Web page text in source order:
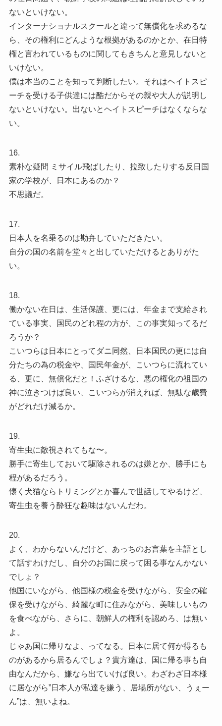
ないといけない。
インターナショナルスクールと違って無償化を求めるな
ら、その権利にどんような根拠があるのかとか、在日特
権と言われているものに関してもきちんと意見しないと
いけない。
僕は本当のことを知って判断したい。それはヘイトスピ
ーチを受ける子供達には酷だからその親や大人が説明し
ないといけない。出ないとヘイトスピーチはなくならな
い。
16.
素朴な疑問 ミサイル飛ばしたり、拉致したりする反日国
家の学校が、日本にあるのか？
不思議だ。
17.
日本人を名乗るのは勘弁していただきたい。
自分の国の名前を堂々と出していただけるとありがた
い。
18.
働かない在日は、生活保護、更には、年金まで支給され
ている事実、国民のどれ程の方が、この事実知ってるだ
ろうか？
こいつらは日本にとってダニ同然、日本国民の更には自
分たちの為の税金や、国民年金が、こいつらに流れてい
る、更に、無償化だと！ふざけるな、悪の権化の祖国の
神に泣きつけば良い、こいつらが消えれば、無駄な歳費
がどれだけ減るか。
19.
寄生虫に敵視されてもな〜。
勝手に寄生しておいて駆除されるのは嫌とか、勝手にも
程があるだろう。
懐く犬猫ならトリミングとか喜んで世話してやるけど、
寄生虫を養う酔狂な趣味はないんだわ。
20.
よく、わからないんだけど、あっちのお言葉を主語とし
て話すわけだし、自分のお国に戻って困る事なんかない
でしょ？
他国にいながら、他国様の税金を受けながら、安全の確
保を受けながら、綺麗な町に住みながら、美味しいもの
を食べながら、さらに、朝鮮人の権利を認めろ、は無い
よ。
じゃあ国に帰りなよ、ってなる。日本に居て何か得るも
のがあるから居るんでしょ？貴方達は、国に帰る事も自
由なんだから、嫌なら出ていけば良い。わざわざ日本様
に居ながら”日本人が私達を嫌う、居場所がない、うぇー
ん”は、無いよね。